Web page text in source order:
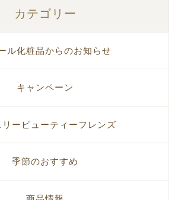
カテゴリー
ル化粧品からのお知らせ
キャンペーン
リービューティーフレンズ
季節のおすすめ